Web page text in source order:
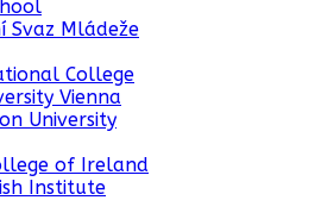
Svaz Mládeže
College
Vienna
University
of Ireland
Institute